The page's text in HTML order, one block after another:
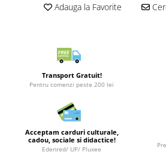
Plusuri si papusi
Decoratiuni
Adauga la Favorite
Transport Gratuit!
Pentru comenzi peste 200 lei
Acceptam carduri culturale,
cadou, sociale si didactice!
Edenred/ UP/ Pluxee